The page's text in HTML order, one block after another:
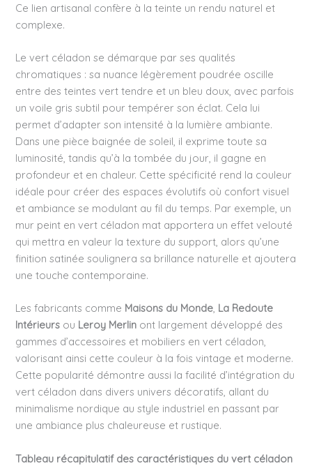
Ce lien artisanal confère à la teinte un rendu naturel et
complexe.
Le vert céladon se démarque par ses qualités
chromatiques : sa nuance légèrement poudrée oscille
entre des teintes vert tendre et un bleu doux, avec parfois
un voile gris subtil pour tempérer son éclat. Cela lui
permet d’adapter son intensité à la lumière ambiante.
Dans une pièce baignée de soleil, il exprime toute sa
luminosité, tandis qu’à la tombée du jour, il gagne en
profondeur et en chaleur. Cette spécificité rend la couleur
idéale pour créer des espaces évolutifs où confort visuel
et ambiance se modulant au fil du temps. Par exemple, un
mur peint en vert céladon mat apportera un effet velouté
qui mettra en valeur la texture du support, alors qu’une
finition satinée soulignera sa brillance naturelle et ajoutera
une touche contemporaine.
Les fabricants comme Maisons du Monde, La Redoute
Intérieurs ou Leroy Merlin ont largement développé des
gammes d’accessoires et mobiliers en vert céladon,
valorisant ainsi cette couleur à la fois vintage et moderne.
Cette popularité démontre aussi la facilité d’intégration du
vert céladon dans divers univers décoratifs, allant du
minimalisme nordique au style industriel en passant par
une ambiance plus chaleureuse et rustique.
Tableau récapitulatif des caractéristiques du vert céladon